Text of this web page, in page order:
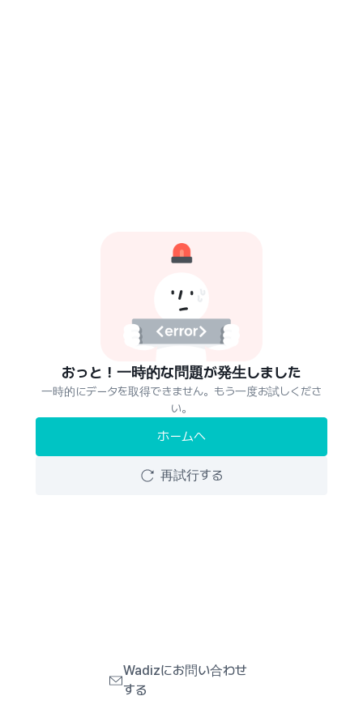
おっと！一時的な問題が発生しました
一時的にデータを取得できません。もう一度お試しくださ
い。
ホームへ
再試行する
Wadizにお問い合わせ
する